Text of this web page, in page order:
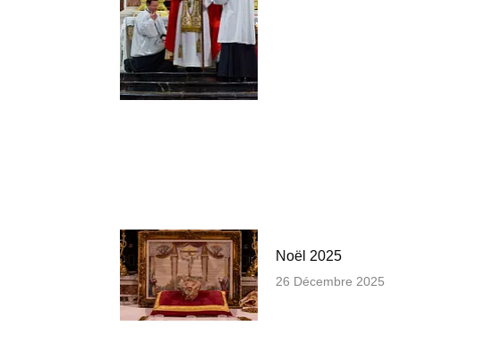
Noël 2025
26 Décembre 2025